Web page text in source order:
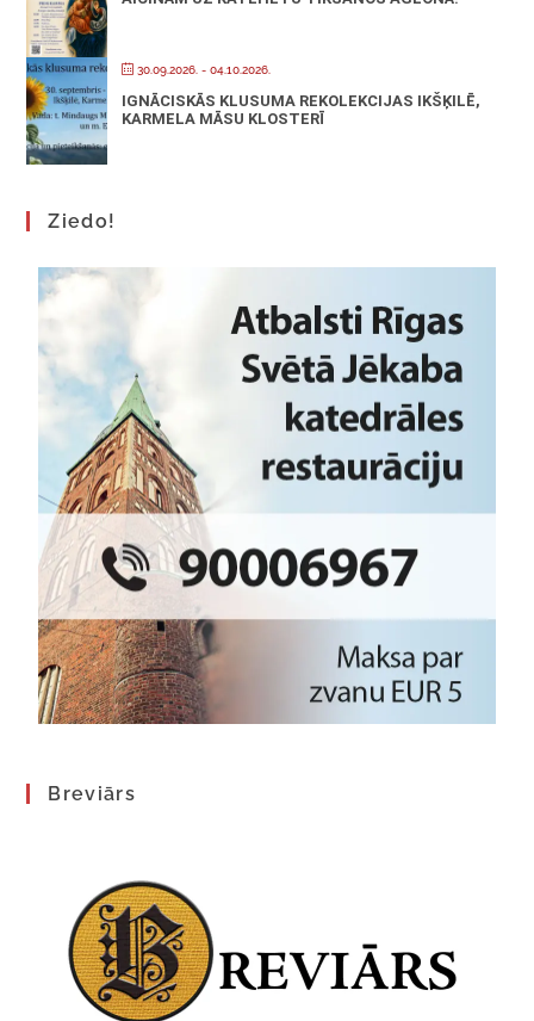
30.09.2026. - 04.10.2026.
IGNĀCISKĀS KLUSUMA REKOLEKCIJAS IKŠĶILĒ,
KARMELA MĀSU KLOSTERĪ
Ziedo!
Breviārs